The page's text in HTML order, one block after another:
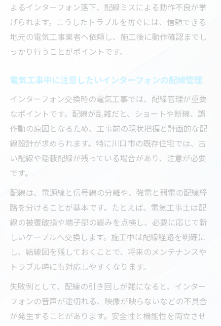
よるインターフォン落下、配線ミスによる動作不良が挙
げられます。こうしたトラブルを防ぐには、信頼できる
地元の電気工事業者へ依頼し、施工後に動作確認までし
っかり行うことがポイントです。
電気工事中に注意したいインターフォンの配線管理
インターフォン交換時の電気工事では、配線管理が重要
なポイントです。配線が乱雑だと、ショートや断線、誤
作動の原因となるため、工事前の現状把握と計画的な配
線設計が求められます。特に川口市の既存住宅では、古
い配線や隠蔽配線が残っている場合があり、注意が必要
です。
配線は、電源線と信号線の分離や、強電と弱電の配線経
路を分けることが基本です。たとえば、電気工事士は配
線の被覆破損や端子部の緩みを点検し、必要に応じて新
しいケーブルへ交換します。施工中は配線経路を明確に
し、結線図を残しておくことで、将来のメンテナンスや
トラブル時にも対応しやすくなります。
失敗例として、配線の引き回しが雑になると、インター
フォンの音声が途切れる、映像が映らないなどの不具合
が発生することがあります。安全性と機能性を両立させ